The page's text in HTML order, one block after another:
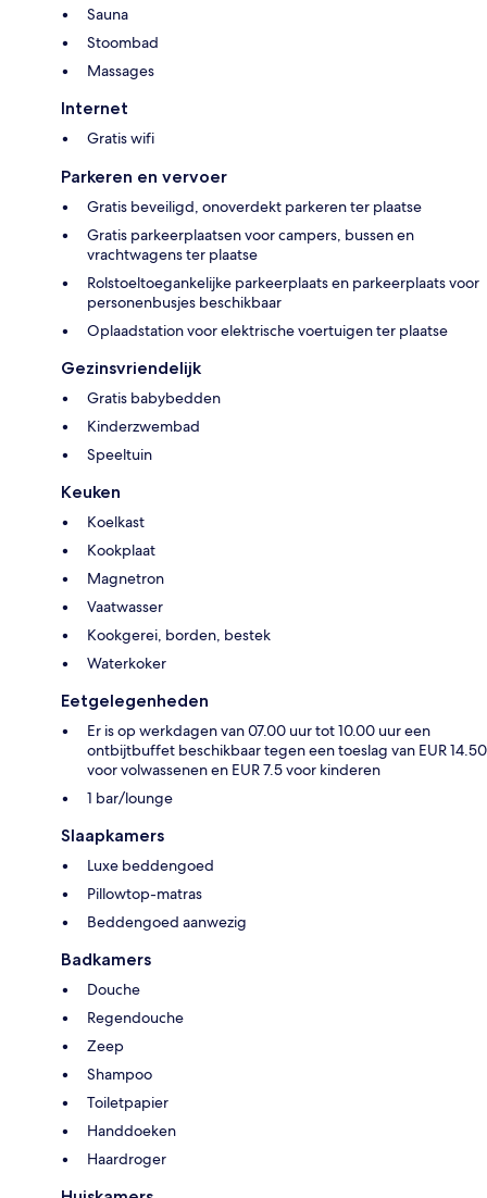
Sauna
Stoombad
Massages
Internet
Gratis wifi
Parkeren en vervoer
Gratis beveiligd, onoverdekt parkeren ter plaatse
Gratis parkeerplaatsen voor campers, bussen en
vrachtwagens ter plaatse
Rolstoeltoegankelijke parkeerplaats en parkeerplaats voor
personenbusjes beschikbaar
Oplaadstation voor elektrische voertuigen ter plaatse
Gezinsvriendelijk
Gratis babybedden
Kinderzwembad
Speeltuin
Keuken
Koelkast
Kookplaat
Magnetron
Vaatwasser
Kookgerei, borden, bestek
Waterkoker
Eetgelegenheden
Er is op werkdagen van 07.00 uur tot 10.00 uur een
ontbijtbuffet beschikbaar tegen een toeslag van EUR 14.50
voor volwassenen en EUR 7.5 voor kinderen
1 bar/lounge
Slaapkamers
Luxe beddengoed
Pillowtop-matras
Beddengoed aanwezig
Badkamers
Douche
Regendouche
Zeep
Shampoo
Toiletpapier
Handdoeken
Haardroger